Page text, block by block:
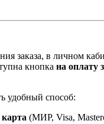
заказа, в личном
кнопка на оплату
удобный способ:
(МИР, Visa,